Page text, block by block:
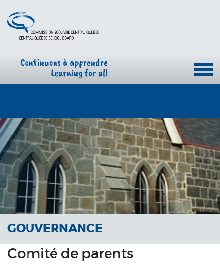
GOUVERNANCE
Comité de parents